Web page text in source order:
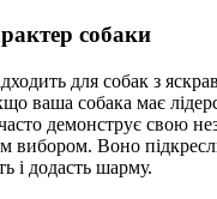
собаки
для собак з
ваша собака має
демонструє свою
вибором. Воно
і додасть шарму.